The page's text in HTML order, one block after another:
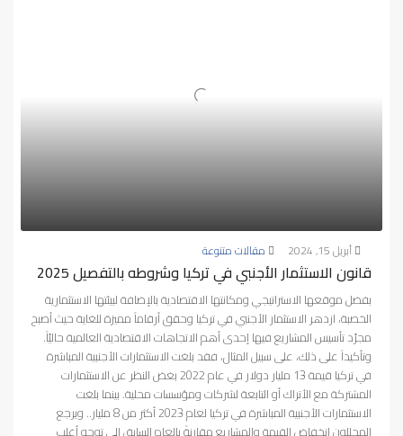
أبريل 15, 2024 مقالات متنوعة
قانون الاستثمار الأجنبي في تركيا وشروطه بالتفصيل 2025
بفضل موقعها الاستراتيجي ومكانتها الاقتصادية بالإضافة لبيئتها الاستثمارية
الخصبة، ازدهر الاستثمار الأجنبي في تركيا وحقق أرقاماً مميزة للغاية حيث أصبح
مجرّد تأسيس المشاريع فيها إحدى أهم الاتجاهات الاقتصادية العالمية حاليّاً.
وتأكيداً على ذلك، على سبيل المثال، فقد بلغت الاستثمارات الأجنبية المباشرة
في تركيا قيمة 13 مليار دولار في عام 2022 بغض النظر عن الاستثمارات
المشتركة مع الأتراك أو التابعة لشركات ومؤسسات محلية. بينما بلغت
الاستثمارات الأجنبية المباشرة في تركيا لعام 2023 أكثر من 8 مليار.. ويرجع
المحللون انخفاض القيمة والمشاريع مقارنةً بالعام السابق إلى توجه أغلب